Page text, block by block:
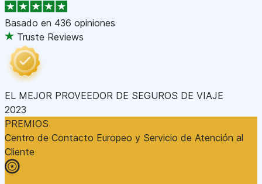
Basado en 436 opiniones
Truste Reviews
EL MEJOR PROVEEDOR DE SEGUROS DE VIAJE
2023
PREMIOS
Centro de Contacto Europeo y Servicio de Atención al
Cliente